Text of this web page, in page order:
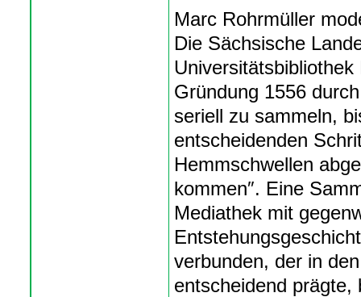
Marc Rohrmüller
Die Sächsische
Gründung 1556
seriell zu sammeln,
entscheidenden
Hemmschwellen
kommen″. Eine
Mediathek mit
verbunden, der in
entscheidend prägte,